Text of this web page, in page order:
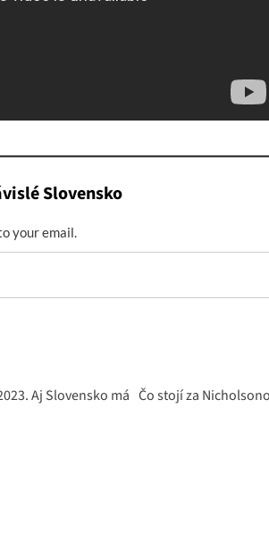
Slovensko
your email.
Aj Slovensko má Čo stojí za